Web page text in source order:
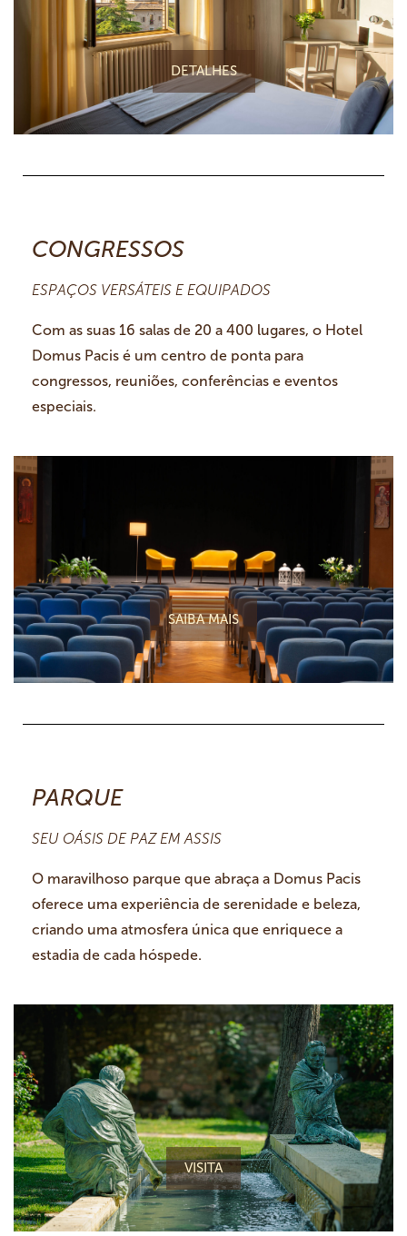
DETALHES
CONGRESSOS
ESPAÇOS VERSÁTEIS E EQUIPADOS
Com as suas 16 salas de 20 a 400 lugares, o Hotel
Domus Pacis é um centro de ponta para
congressos, reuniões, conferências e eventos
especiais.
SAIBA MAIS
VISITA
PARQUE
SEU OÁSIS DE PAZ EM ASSIS
O maravilhoso parque que abraça a Domus Pacis
oferece uma experiência de serenidade e beleza,
criando uma atmosfera única que enriquece a
estadia de cada hóspede.